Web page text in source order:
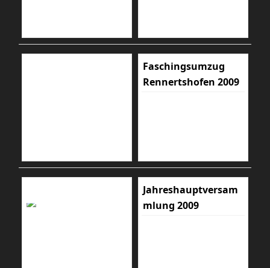
Faschingsumzug
Rennertshofen 2009
Jahreshauptversam
mlung 2009